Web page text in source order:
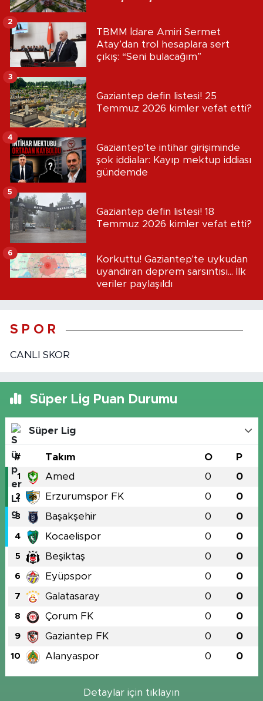
TBMM İdare Amiri Sermet
Atay’dan trol hesaplara sert
çıkış: “Seni bulacağım”
2
Gaziantep defin listesi! 25
Temmuz 2026 kimler vefat etti?
3
Gaziantep'te intihar girişiminde
şok iddialar: Kayıp mektup iddiası
gündemde
4
Gaziantep defin listesi! 18
Temmuz 2026 kimler vefat etti?
5
Korkuttu! Gaziantep'te uykudan
uyandıran deprem sarsıntısı... İlk
veriler paylaşıldı
6
S P O R
CANLI SKOR
Süper Lig Puan Durumu
Süper Lig
# Takım O P
1 Amed 0 0
2 Erzurumspor FK 0 0
3 Başakşehir 0 0
4 Kocaelispor 0 0
5 Beşiktaş 0 0
6 Eyüpspor 0 0
7 Galatasaray 0 0
8 Çorum FK 0 0
9 Gaziantep FK 0 0
10 Alanyaspor 0 0
Detaylar için tıklayın